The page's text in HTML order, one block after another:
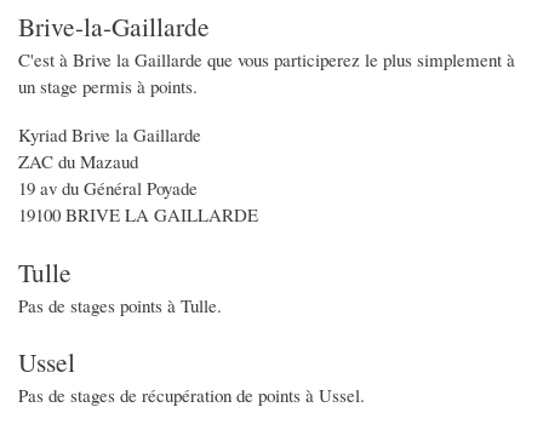
Brive-la-Gaillarde
C'est à Brive la Gaillarde que vous participerez le plus simplement à
un stage permis à points.
Kyriad Brive la Gaillarde
ZAC du Mazaud
19 av du Général Poyade
19100 BRIVE LA GAILLARDE
Tulle
Pas de stages points à Tulle.
Ussel
Pas de stages de récupération de points à Ussel.